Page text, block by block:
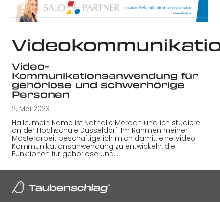
Video-
Kommunikationsanwendung für
gehörlose und schwerhörige
Personen
2. Mai 2023
Hallo, mein Name ist Nathalie Merdan und ich studiere
an der Hochschule Düsseldorf. Im Rahmen meiner
Masterarbeit beschäftige ich mich damit, eine Video-
Kommunikationsanwendung zu entwickeln, die
Funktionen für gehörlose und…